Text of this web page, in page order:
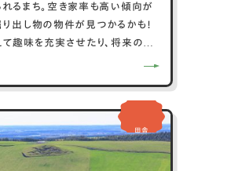
るまち。空き家率も高い傾向が
出し物の物件が見つかるかも！
趣味を充実させたり、将来のた
田舎